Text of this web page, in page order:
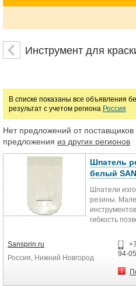
Шпатели строительные
Цена
руб.
Инструмент для
В списке показаны все объявления
результат с учетом региона Россия
Нет предложений от
предложения из других регионов
Шпатель
белый
Шпатели
резины.
гибкость
для
по
на
Sansprin.ru
Россия, Нижний Новгород
94-05